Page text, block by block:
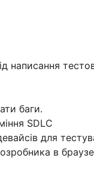
написання
баги.
SDLC
для
в